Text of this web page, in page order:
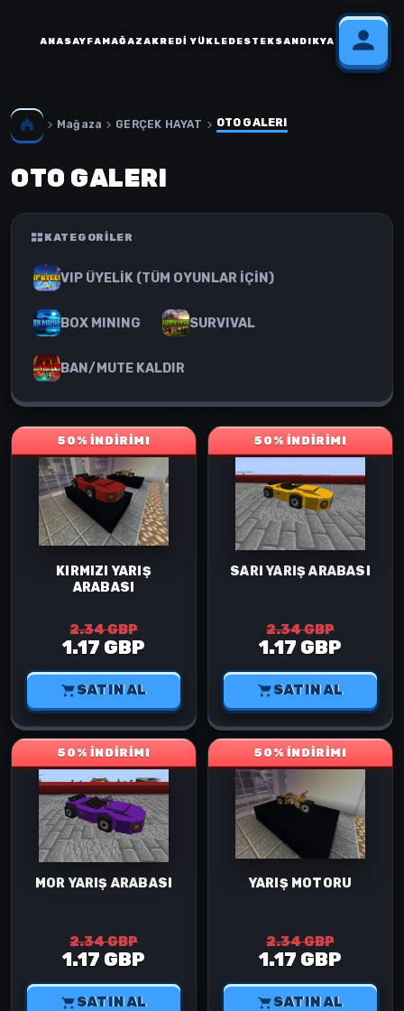
ANASAYFAMAĞAZAKREDI YÜKLEDESTEKSANDIKYARDIM
Mağaza GERÇEK HAYAT OTO GALERI
OTO GALERI
KATEGORILER
VIP ÜYELİK (TÜM OYUNLAR İÇİN)
BOX MINING SURVIVAL
BAN/MUTE KALDIR
50% İNDİRİM!
KIRMIZI YARIŞ
ARABASI
2.34 GBP
1.17 GBP
SATIN AL
50% İNDİRİM!
SARI YARIŞ ARABASI
2.34 GBP
1.17 GBP
SATIN AL
50% İNDİRİM!
MOR YARIŞ ARABASI
2.34 GBP
1.17 GBP
SATIN AL
50% İNDİRİM!
YARIŞ MOTORU
2.34 GBP
1.17 GBP
SATIN AL